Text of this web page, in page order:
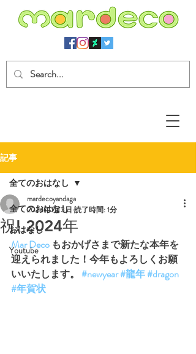
記事
全てのおはなし
おはなし
Youtube
全てのおはなし
祝! 2024年
mardecoyandaga
2024年1月3日 読了時間: 1分
Mar Deco もおかげさまで新たな本年を
迎えられました！今年もよろしくお願
いいたします。 #newyear#龍年#dragon
#年賀状